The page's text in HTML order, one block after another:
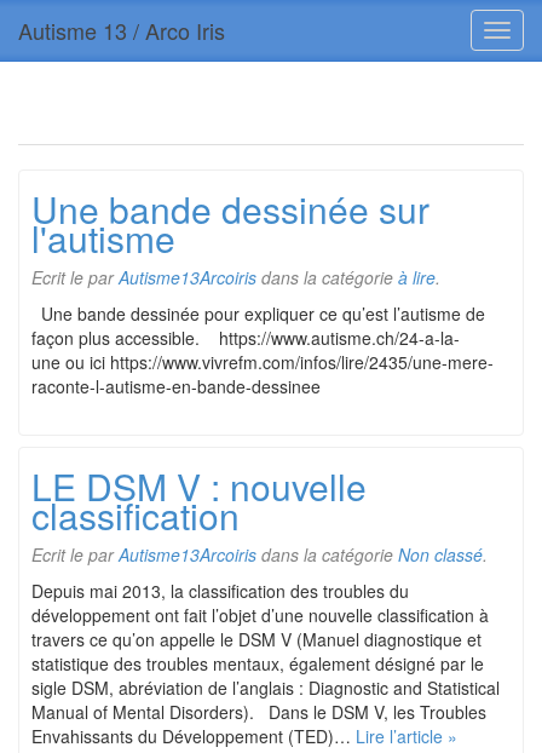
Autisme 13 / Arco Iris
Une bande dessinée sur
l'autisme
Ecrit le parAutisme13Arcoiris dans la catégorie à lire.
Une bande dessinée pour expliquer ce qu’est l’autisme de
façon plus accessible. https://www.autisme.ch/24-a-la-
une ou ici https://www.vivrefm.com/infos/lire/2435/une-mere-
raconte-l-autisme-en-bande-dessinee
LE DSM V : nouvelle
classification
Ecrit le parAutisme13Arcoiris dans la catégorie Non classé.
Depuis mai 2013, la classification des troubles du
développement ont fait l’objet d’une nouvelle classification à
travers ce qu’on appelle le DSM V (Manuel diagnostique et
statistique des troubles mentaux, également désigné par le
sigle DSM, abréviation de l’anglais : Diagnostic and Statistical
Manual of Mental Disorders). Dans le DSM V, les Troubles
Envahissants du Développement (TED)… Lire l’article »